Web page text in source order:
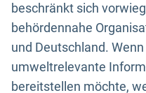
beschränkt sich
behördennahe
und Deutschland.
umweltrelevante
bereitstellen möchte,